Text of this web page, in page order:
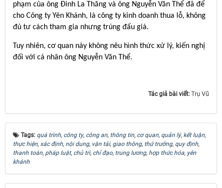
phạm của ông Đinh La Thăng và ông Nguyễn Văn Thể đã để
cho Công ty Yên Khánh, là công ty kinh doanh thua lỗ, không
đủ tư cách tham gia nhưng trúng đấu giá.
Tuy nhiên, cơ quan này không nêu hình thức xử lý, kiến nghị
đối với cá nhân ông Nguyễn Văn Thể.
Tác giả bài viết: Trụ Vũ
Tags: quá trình, công ty, công an, thông tin, cơ quan, quản lý, kết luận,
thực hiện, xác định, nội dung, vận tải, giao thông, thứ trưởng, quy định,
thanh toán, pháp luật, chủ trì, chỉ đạo, trung lương, hợp thức hóa, yên
khánh